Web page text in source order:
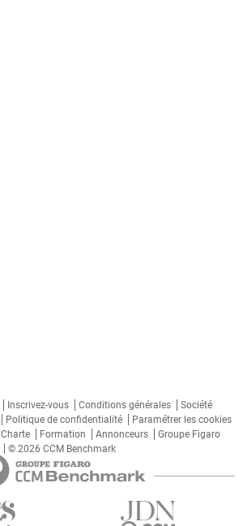
Inscrivez-vous Conditions générales
Société
Politique de confidentialité
Paramétrer les cookies
Charte Formation Annonceurs
Groupe Figaro
© 2026 CCM Benchmark